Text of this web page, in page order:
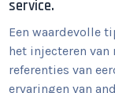
service.
Een waardevolle
het injecteren
referenties van
ervaringen van